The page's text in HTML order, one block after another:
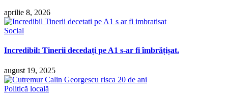
aprilie 8, 2026
Social
Incredibil: Tinerii decedați pe A1 s-ar fi îmbrățișat.
august 19, 2025
Politică locală